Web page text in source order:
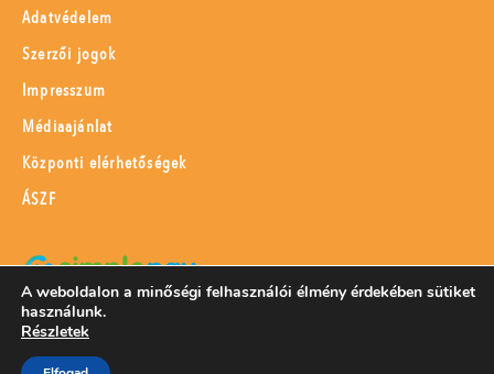
Adatvédelem
Szerzői jogok
Impresszum
Médiaajánlat
Központi elérhetőségek
ÁSZF
SimplePay adattovábbítási nyilatkozat
A weboldalon a minőségi felhasználói élmény érdekében sütiket
használunk.
Részletek